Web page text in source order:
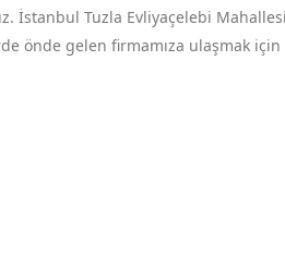
İstanbul Tuzla Evliyaçelebi
önde gelen firmamıza ulaşmak için